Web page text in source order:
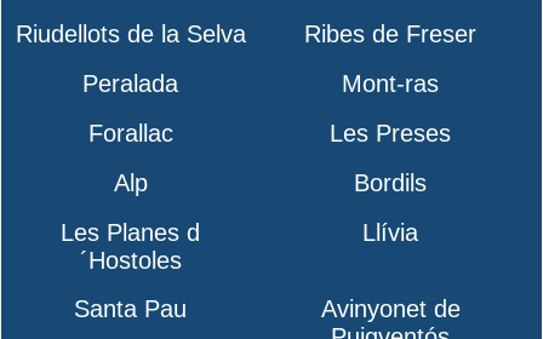
Riudellots de la Selva
Ribes de Freser
Peralada
Mont-ras
Forallac
Les Preses
Alp
Bordils
Les Planes d
´Hostoles
Llívia
Santa Pau
Avinyonet de